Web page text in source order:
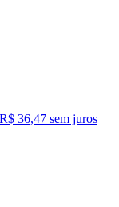
R$ 36,47 sem juros